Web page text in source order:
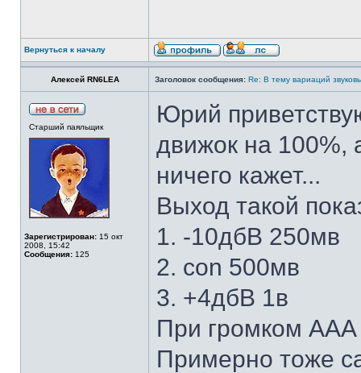
Вернуться к началу
Алексей RN6LEA Заголовок сообщения: Re: В тему вариаций
Старший паяльщик
Зарегистрирован: 15 окт
2008, 15:42
Сообщения: 125
Юрий
движок на 100%,
ничего кажет...
Выход такой
1. -10дбВ 250мв
2. con 500мв
3. +4дбВ 1в
При громком
Примерно тоже